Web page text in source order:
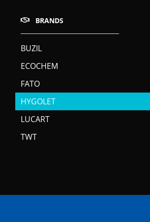
BRANDS
BUZIL
ECOCHEM
FATO
HYGOLET
LUCART
TWT